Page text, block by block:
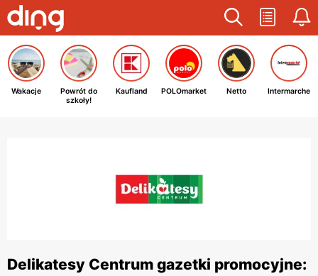
Wakacje
Powrót do
szkoły!
Kaufland POLOmarket Netto Intermarche
Delikatesy Centrum gazetki promocyjne: